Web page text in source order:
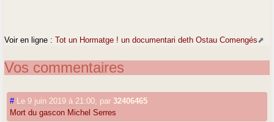
Voir en ligne :Tot un Hormatge ! un documentari deth Ostau Comengés
Vos commentaires
# Le 9 juin 2019 à 21:00 par32406465
Mort du gascon Michel Serres